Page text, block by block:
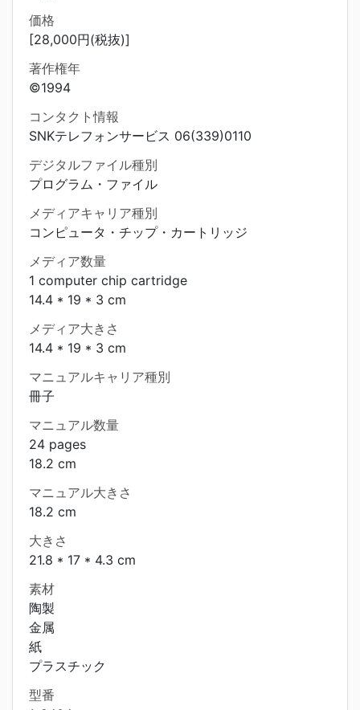
価格
[28,000円(税抜)]
著作権年
©1994
コンタクト情報
SNKテレフォンサービス 06(339)0110
デジタルファイル種別
プログラム・ファイル
メディアキャリア種別
コンピュータ・チップ・カートリッジ
メディア数量
1 computer chip cartridge
14.4 * 19 * 3 cm
メディア大きさ
14.4 * 19 * 3 cm
マニュアルキャリア種別
冊子
マニュアル数量
24 pages
18.2 cm
マニュアル大きさ
18.2 cm
大きさ
21.8 * 17 * 4.3 cm
素材
陶製
金属
紙
プラスチック
型番